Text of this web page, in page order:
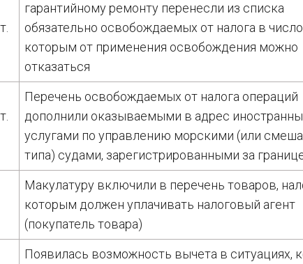
гарантийному ремонту перенесли из списка
обязательно освобождаемых от налога в число
которым от применения освобождения можно
отказаться
Перечень освобождаемых от налога операций
дополнили оказываемыми в адрес
услугами по управлению морскими (или
типа) судами, зарегистрированными за
Макулатуру включили в перечень товаров,
которым должен уплачивать налоговый агент
(покупатель товара)
Появилась возможность вычета в ситуациях,